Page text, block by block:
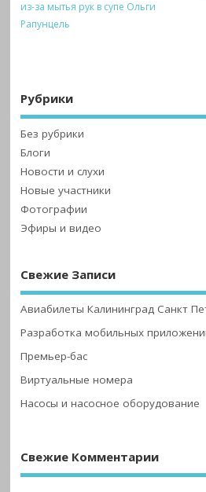
из-за мытья рук в супе Ольги
Рапунцель
Рубрики
Без рубрики
Блоги
Новости и слухи
Новые участники
Фотографии
Эфиры и видео
Свежие Записи
Авиабилеты Калининград Санкт
Разработка мобильных
Премьер-бас
Виртуальные номера
Насосы и насосное оборудование
Свежие Комментарии